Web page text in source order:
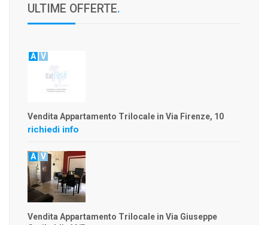
ULTIME OFFERTE.
A V
Vendita Appartamento Trilocale in Via Firenze, 10
richiedi info
A V
Vendita Appartamento Trilocale in Via Giuseppe